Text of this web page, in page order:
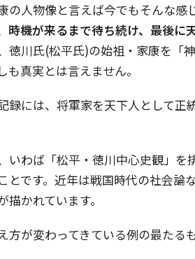
の人物像と言えば今でもそんな感
時機が来るまで待ち続け、最後に
徳川氏(松平氏)の始祖・家康を「
も真実とは言えません。
録には、将軍家を天下人として正
いわば「松平・徳川中心史観」
とです。近年は戦国時代の社会論
描かれています。
方が変わってきている例の最たる